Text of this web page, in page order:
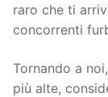
raro che ti
concorrenti
Tornando a
più alte,